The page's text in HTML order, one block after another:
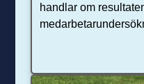
handlar om